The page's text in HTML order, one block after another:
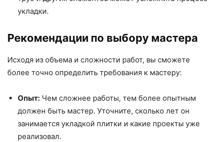
укладки.
Рекомендации по выбору мастера
Исходя из объема и сложности работ, вы сможете
более точно определить требования к мастеру:
Опыт: Чем сложнее работы, тем более опытным
должен быть мастер. Уточните, сколько лет он
занимается укладкой плитки и какие проекты уже
реализовал.